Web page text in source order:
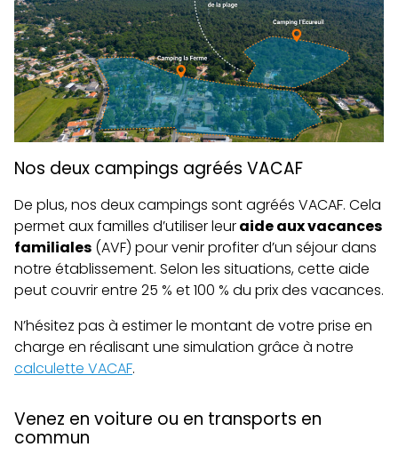
Nos deux campings agréés VACAF
De plus, nos deux campings sont agréés VACAF. Cela
permet aux familles d’utiliser leuraide aux vacances
familiales (AVF) pour venir profiter d’un séjour dans
notre établissement. Selon les situations, cette aide
peut couvrir entre 25 % et 100 % du prix des vacances.
N’hésitez pas à estimer le montant de votre prise en
charge en réalisant une simulation grâce à notre
calculette VACAF.
Venez en voiture ou en transports en
commun